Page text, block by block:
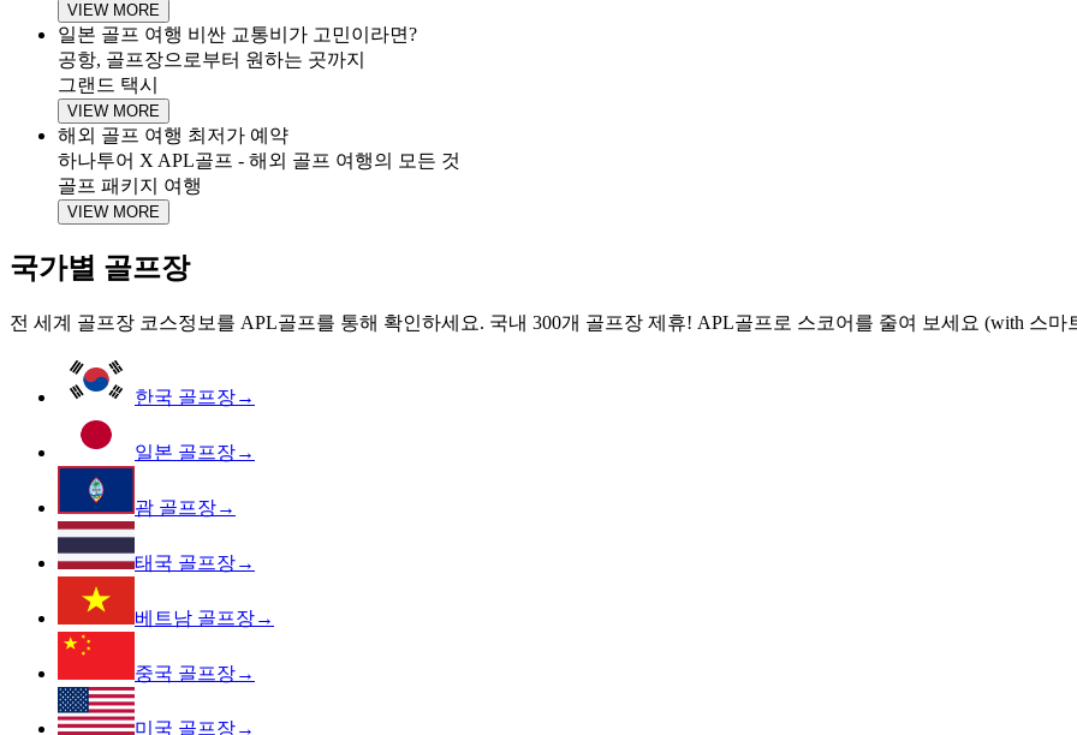
VIEW MORE
일본 골프 여행 비싼 교통비가 고민이라면?
공항, 골프장으로부터 원하는 곳까지
그랜드 택시
VIEW MORE
해외 골프 여행 최저가 예약
하나투어 X APL골프 - 해외 골프 여행의 모든 것
골프 패키지 여행
VIEW MORE
국가별 골프장
전 세계 골프장 코스정보를 APL골프를 통해 확인하세요. 국내 300개 골프장 제휴! APL골프로 스코어를 줄여 보세요 (with 스마
한국 골프장→
일본 골프장→
괌 골프장→
태국 골프장→
베트남 골프장→
중국 골프장→
미국 골프장→